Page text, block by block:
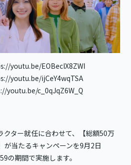
youtu.be/EOBeclX8ZWI
youtu.be/ijCeY4wqTSA
youtu.be/c_0qJqZ6W_Q
クター就任に合わせて、【総額50万
当たるキャンペーンを9月2日
の期間で実施します。